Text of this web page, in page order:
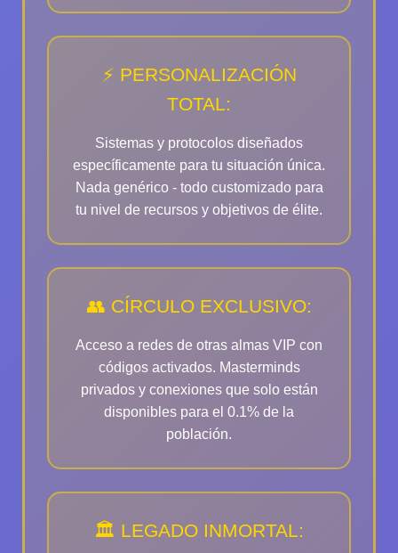
⚡ PERSONALIZACIÓN
TOTAL:
Sistemas y protocolos diseñados
específicamente para tu situación única.
Nada genérico - todo customizado para
tu nivel de recursos y objetivos de élite.
👥 CÍRCULO EXCLUSIVO:
Acceso a redes de otras almas VIP con
códigos activados. Masterminds
privados y conexiones que solo están
disponibles para el 0.1% de la
población.
🏛️ LEGADO INMORTAL: